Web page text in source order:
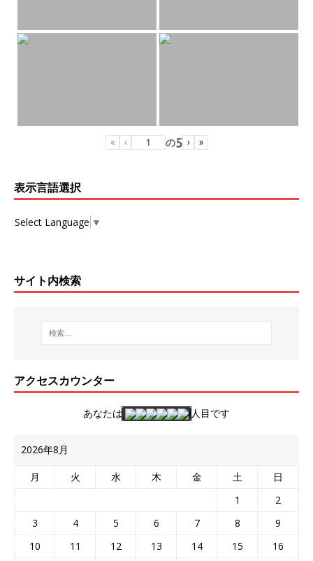
« ‹ の5 › »
表示言語選択
Select Language ▼
サイト内検索
アクセスカウンター
あなたは 人目です
2026年8月
月 火 水 木 金 土
日
1
2
3
4 5 6 7 8
9
10
11 12 13 14 15
16